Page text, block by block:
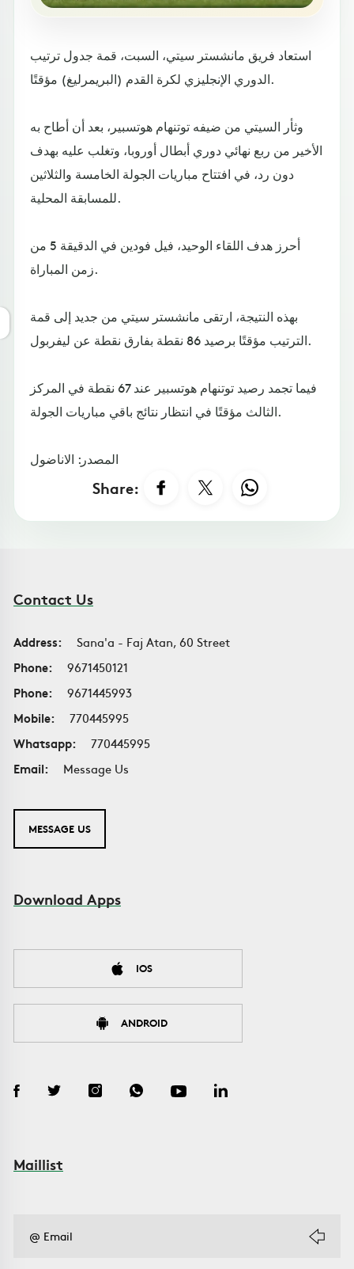
استعاد فريق مانشستر سيتي، السبت، قمة جدول ترتيب
الدوري الإنجليزي لكرة القدم (البريمرليغ) مؤقتًا.
وثأر السيتي من ضيفه توتنهام هوتسبير، بعد أن أطاح به
الأخير من ربع نهائي دوري أبطال أوروبا، وتغلب عليه بهدف
دون رد، في افتتاح مباريات الجولة الخامسة والثلاثين
للمسابقة المحلية.
أحرز هدف اللقاء الوحيد، فيل فودين في الدقيقة 5 من
زمن المباراة.
بهذه النتيجة، ارتقى مانشستر سيتي من جديد إلى قمة
الترتيب مؤقتًا برصيد 86 نقطة بفارق نقطة عن ليفربول.
فيما تجمد رصيد توتنهام هوتسبير عند 67 نقطة في المركز
الثالث مؤقتًا في انتظار نتائج باقي مباريات الجولة.
المصدر: الاناضول
Share:
Contact Us
Address:
Sana'a - Faj Atan, 60 Street
Phone:
9671450121
Phone:
9671445993
Mobile:
770445995
Whatsapp:
770445995
Email:
Message Us
MESSAGE US
Download Apps
IOS
ANDROID
Maillist